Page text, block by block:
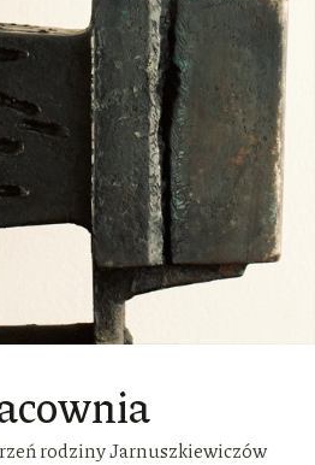
rodziny Jarnuszkiewiczów